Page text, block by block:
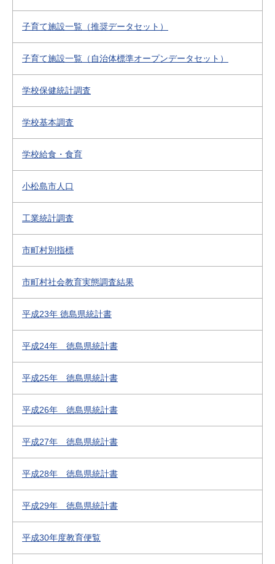
子育て施設一覧（推奨データセット）
子育て施設一覧（自治体標準オープンデータセット）
学校保健統計調査
学校基本調査
学校給食・食育
小松島市人口
工業統計調査
市町村別指標
市町村社会教育実態調査結果
平成23年 徳島県統計書
平成24年 徳島県統計書
平成25年 徳島県統計書
平成26年 徳島県統計書
平成27年 徳島県統計書
平成28年 徳島県統計書
平成29年 徳島県統計書
平成30年度教育便覧